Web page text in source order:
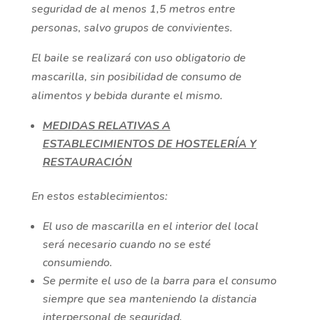
seguridad de al menos 1,5 metros entre
personas, salvo grupos de convivientes.
El baile se realizará con uso obligatorio de
mascarilla, sin posibilidad de consumo de
alimentos y bebida durante el mismo.
MEDIDAS RELATIVAS A
ESTABLECIMIENTOS DE HOSTELERÍA Y
RESTAURACIÓN
En estos establecimientos:
El uso de mascarilla en el interior del local
será necesario cuando no se esté
consumiendo.
Se permite el uso de la barra para el consumo
siempre que sea manteniendo la distancia